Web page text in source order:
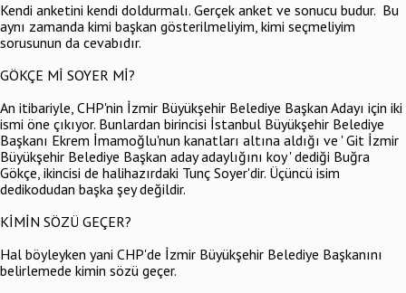
Kendi anketini kendi doldurmalı. Gerçek anket ve sonucu budur. Bu
aynı zamanda kimi başkan gösterilmeliyim, kimi seçmeliyim
sorusunun da cevabıdır.
GÖKÇE Mİ SOYER Mİ?
An itibariyle, CHP'nin İzmir Büyükşehir Belediye Başkan Adayı için iki
ismi öne çıkıyor. Bunlardan birincisi İstanbul Büyükşehir Belediye
Başkanı Ekrem İmamoğlu'nun kanatları altına aldığı ve ' Git İzmir
Büyükşehir Belediye Başkan aday adaylığını koy ' dediği Buğra
Gökçe, ikincisi de halihazırdaki Tunç Soyer'dir. Üçüncü isim
dedikodudan başka şey değildir.
KİMİN SÖZÜ GEÇER?
Hal böyleyken yani CHP'de İzmir Büyükşehir Belediye Başkanını
belirlemede kimin sözü geçer.